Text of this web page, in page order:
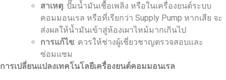
สาเหตุ: ปั๊มน้ำมันเชื้อเพลิง หรือในเครื่องยนต์ระบบ
คอมมอนเรล หรือที่เรียกว่า Supply Pump หากเสีย จะ
ส่งผลให้น้ำมันเข้าสู่ห้องเผาไหม้มากเกินไป
การแก้ไข: ควรให้ช่างผู้เชี่ยวชาญตรวจสอบและ
ซ่อมแซม
การเปลี่ยนแปลงเทคโนโลยีเครื่องยนต์คอมมอนเรล